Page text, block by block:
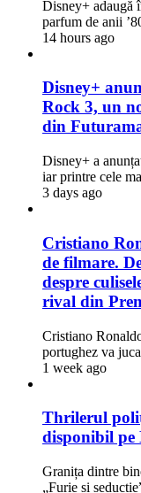
Disney+ adaugă
parfum de anii
14 hours ago
Disney+
Rock 3, un
din
Disney+ a
iar printre cele
3 days ago
Cristiano
de filmare.
despre
rival din
Cristiano
portughez va
1 week ago
Thrilerul
disponibil pe
Granița dintre
„Furie și